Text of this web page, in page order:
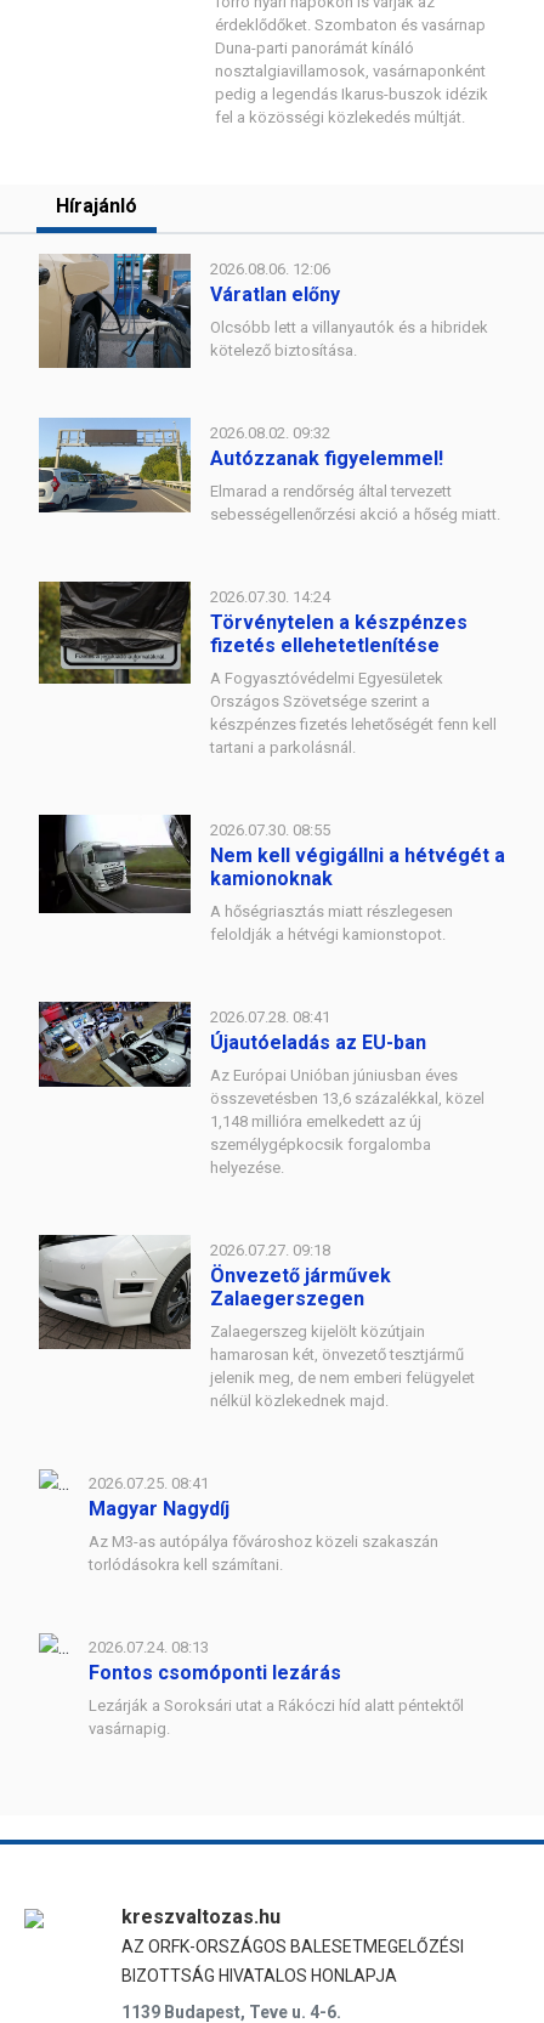
érdeklődőket. Szombaton és vasárnap
Duna-parti panorámát kínáló
nosztalgiavillamosok, vasárnaponként
pedig a legendás Ikarus-buszok idézik
fel a közösségi közlekedés múltját.
Hírajánló
2026.08.06. 12:06
Váratlan előny
Olcsóbb lett a villanyautók és a hibridek
kötelező biztosítása.
2026.08.02. 09:32
Autózzanak figyelemmel!
Elmarad a rendőrség által tervezett
sebességellenőrzési akció a hőség miatt.
2026.07.30. 14:24
Törvénytelen a készpénzes
fizetés ellehetetlenítése
A Fogyasztóvédelmi Egyesületek
Országos Szövetsége szerint a
készpénzes fizetés lehetőségét fenn kell
tartani a parkolásnál.
2026.07.30. 08:55
Nem kell végigállni a hétvégét a
kamionoknak
A hőségriasztás miatt részlegesen
feloldják a hétvégi kamionstopot.
2026.07.28. 08:41
Újautóeladás az EU-ban
Az Európai Unióban júniusban éves
összevetésben 13,6 százalékkal, közel
1,148 millióra emelkedett az új
személygépkocsik forgalomba
helyezése.
2026.07.27. 09:18
Önvezető járművek
Zalaegerszegen
Zalaegerszeg kijelölt közútjain
hamarosan két, önvezető tesztjármű
jelenik meg, de nem emberi felügyelet
nélkül közlekednek majd.
2026.07.25. 08:41
Magyar Nagydíj
Az M3-as autópálya fővároshoz közeli szakaszán
torlódásokra kell számítani.
2026.07.24. 08:13
Fontos csomóponti lezárás
Lezárják a Soroksári utat a Rákóczi híd alatt péntektől
vasárnapig.
kreszvaltozas.hu
AZ ORFK-ORSZÁGOS BALESETMEGELŐZÉSI
BIZOTTSÁG HIVATALOS HONLAPJA
1139 Budapest, Teve u. 4-6.